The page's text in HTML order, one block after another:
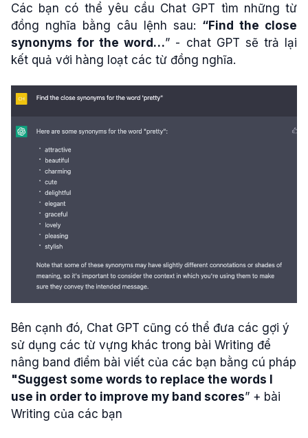
Các bạn có thể yêu cầu Chat GPT tìm những từ
đồng nghĩa bằng câu lệnh sau: “Find the close
synonyms for the word…” - chat GPT sẽ trả lại
kết quả với hàng loạt các từ đồng nghĩa.
Bên cạnh đó, Chat GPT cũng có thể đưa các gợi ý
sử dụng các từ vựng khác trong bài Writing để
nâng band điểm bài viết của các bạn bằng cú pháp
"Suggest some words to replace the words I
use in order to improve my band scores” + bài
Writing của các bạn